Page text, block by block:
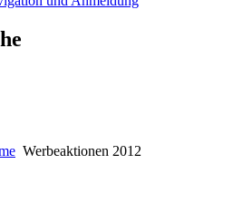
Werbeaktionen 2012